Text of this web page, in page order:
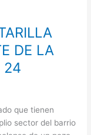
DE LA
24
que tienen
sector del barrio